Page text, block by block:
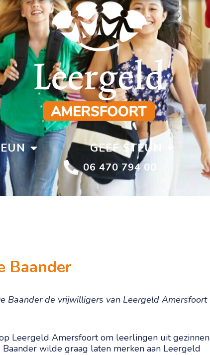
GEEF STEUN
06 470 794 00
Baander
Baander de vrijwilligers van Leergeld Amersfoort
Leergeld Amersfoort om leerlingen uit gezinnen
wilde graag laten merken aan Leergeld